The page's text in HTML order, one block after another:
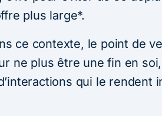
plus large*.
ce contexte, le point de
ne plus être une fin en
qui le rendent